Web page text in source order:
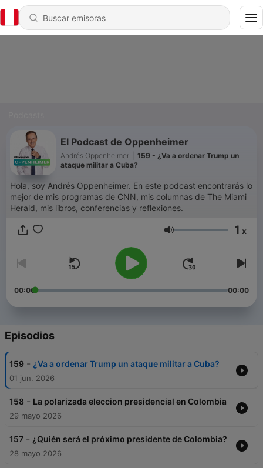
El Podcast de Oppenheimer
Andrés Oppenheimer
159 - ¿Va a ordenar Trump un
ataque militar a Cuba?
Hola, soy Andrés Oppenheimer. En este podcast encontrarás lo
mejor de mis programas de CNN, mis columnas de The Miami
Herald, mis libros, conferencias y reflexiones.
Volumen 1 x
00:00 00:00
Episodios
159 - ¿Va a ordenar Trump un ataque militar a Cuba?
01 jun. 2026
158 - La polarizada eleccion presidencial en Colombia
29 mayo 2026
157 - ¿Quién será el próximo presidente de Colombia?
28 mayo 2026